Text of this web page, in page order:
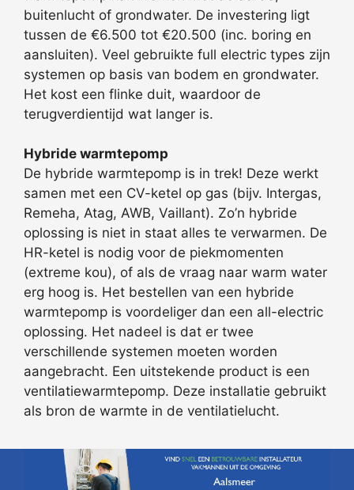
buitenlucht of grondwater. De investering ligt
tussen de €6.500 tot €20.500 (inc. boring en
aansluiten). Veel gebruikte full electric types zijn
systemen op basis van bodem en grondwater.
Het kost een flinke duit, waardoor de
terugverdientijd wat langer is.
Hybride warmtepomp
De hybride warmtepomp is in trek! Deze werkt
samen met een CV-ketel op gas (bijv. Intergas,
Remeha, Atag, AWB, Vaillant). Zo’n hybride
oplossing is niet in staat alles te verwarmen. De
HR-ketel is nodig voor de piekmomenten
(extreme kou), of als de vraag naar warm water
erg hoog is. Het bestellen van een hybride
warmtepomp is voordeliger dan een all-electric
oplossing. Het nadeel is dat er twee
verschillende systemen moeten worden
aangebracht. Een uitstekende product is een
ventilatiewarmtepomp. Deze installatie gebruikt
als bron de warmte in de ventilatielucht.